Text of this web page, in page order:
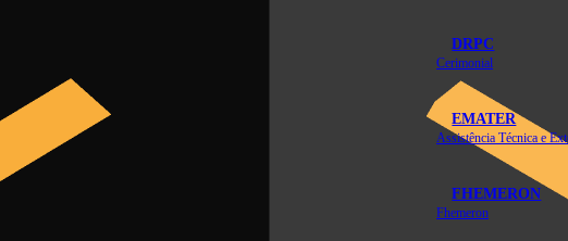
DRPC
Cerimonial
EMATER
FHEMERON
Fhemeron